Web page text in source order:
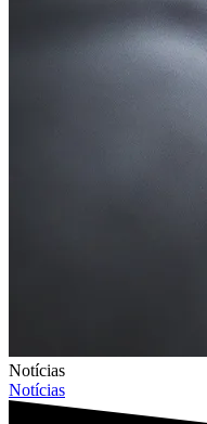
Notícias
Notícias